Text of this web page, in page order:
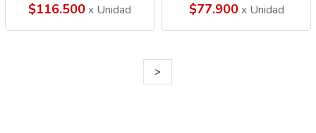
$116.500x Unidad $77.900x Unidad
>